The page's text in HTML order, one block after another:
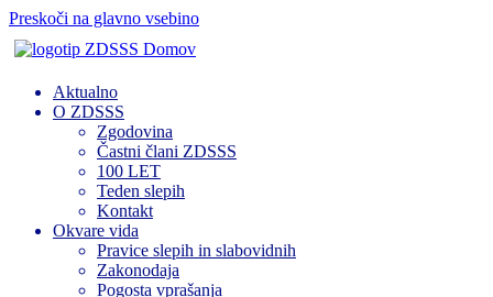
Preskoči na glavno vsebino
Domov
Aktualno
O ZDSSS
Zgodovina
Častni člani ZDSSS
100 LET
Teden slepih
Kontakt
Okvare vida
Pravice slepih in slabovidnih
Zakonodaja
Pogosta vprašanja